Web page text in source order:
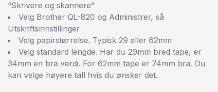
“Skrivere og skannere”
Velg Brother QL-820 og Administrer, så
Utskriftsinnstillinger
Velg papirstørrelse. Typisk 29 eller 62mm
Velg standard lengde. Har du 29mm bred tape, er
34mm en bra verdi. For 62mm tape er 74mm bra. Du
kan velge høyere tall hvis du ønsker det.